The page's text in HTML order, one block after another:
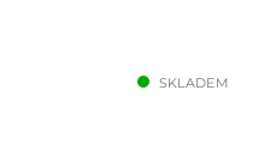
SKLADEM